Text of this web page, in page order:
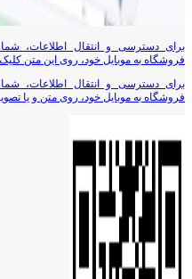
برای دسترسی و انتقال اطلاعات،
فروشگاه به موبایل خود، روی این متن کلیک
برای دسترسی و انتقال اطلاعات،
فروشگاه به موبایل خود، روی متن و یا